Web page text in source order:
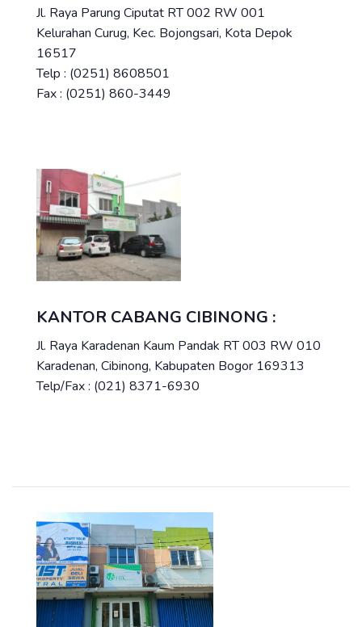
Jl. Raya Parung Ciputat RT 002 RW 001
Kelurahan Curug, Kec. Bojongsari, Kota Depok
16517
Telp : (0251) 8608501
Fax : (0251) 860-3449
KANTOR CABANG CIBINONG :
Jl. Raya Karadenan Kaum Pandak RT 003 RW 010
Karadenan, Cibinong, Kabupaten Bogor 169313
Telp/Fax : (021) 8371-6930